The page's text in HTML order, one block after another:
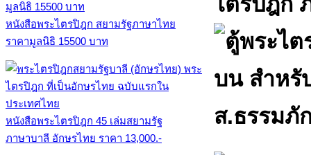
หนังสือพระไตรปิฎก สยามรัฐภาษาไทย
ราคามูลนิธิ 15500 บาท
หนังสือพระไตรปิฎก 45 เล่มสยามรัฐ
ภาษาบาลี อักษรไทย ราคา 13,000.-